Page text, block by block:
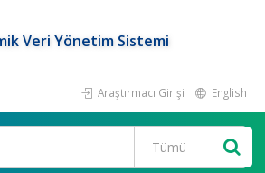
Veri Yönetim Sistemi
Araştırmacı Girişi English